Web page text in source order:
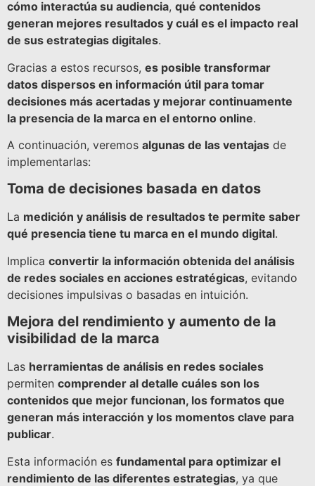
cómo interactúa su audiencia, qué contenidos
generan mejores resultados y cuál es el impacto real
de sus estrategias digitales.
Gracias a estos recursos, es posible transformar
datos dispersos en información útil para tomar
decisiones más acertadas y mejorar continuamente
la presencia de la marca en el entorno online.
A continuación, veremos algunas de las ventajas de
implementarlas:
Toma de decisiones basada en datos
La medición y análisis de resultados te permite saber
qué presencia tiene tu marca en el mundo digital.
Implica convertir la información obtenida del análisis
de redes sociales en acciones estratégicas, evitando
decisiones impulsivas o basadas en intuición.
Mejora del rendimiento y aumento de la
visibilidad de la marca
Las herramientas de análisis en redes sociales
permiten comprender al detalle cuáles son los
contenidos que mejor funcionan, los formatos que
generan más interacción y los momentos clave para
publicar.
Esta información es fundamental para optimizar el
rendimiento de las diferentes estrategias, ya que